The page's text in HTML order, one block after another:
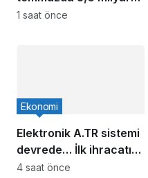
dolar
1 saat önce
Elektronik A.TR sistemi
devrede… İlk ihracatı
kadın girişimci
Ekonomi
4 saat önce